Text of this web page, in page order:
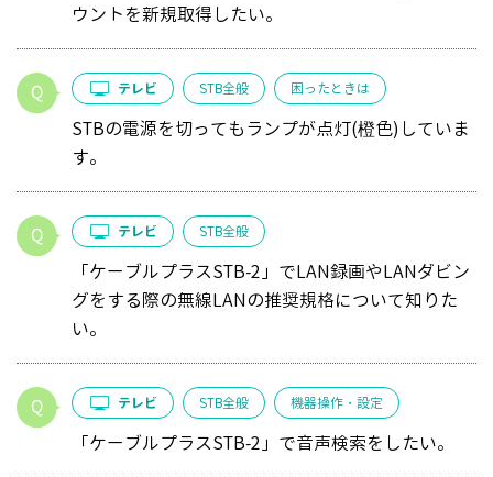
ウントを新規取得したい。
テレビ STB全般 困ったときは
STBの電源を切ってもランプが点灯(橙色)していま
す。
テレビ STB全般
「ケーブルプラスSTB-2」でLAN録画やLANダビン
グをする際の無線LANの推奨規格について知りた
い。
テレビ STB全般 機器操作・設定
「ケーブルプラスSTB-2」で音声検索をしたい。